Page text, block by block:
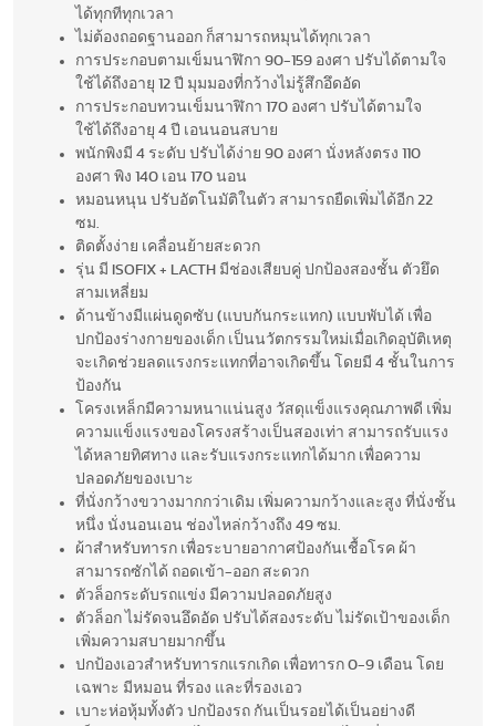
ได้ทุกทีทุกเวลา
ไม่ต้องถอดฐานออก ก็สามารถหมุนได้ทุกเวลา
การประกอบตามเข็มนาฬิกา 90-159 องศา ปรับได้ตามใจ
ใช้ได้ถึงอายุ 12 ปี มุมมองที่กว้างไม่รู้สึกอึดอัด
การประกอบทวนเข็มนาฬิกา 170 องศา ปรับได้ตามใจ
ใช้ได้ถึงอายุ 4 ปี เอนนอนสบาย
พนักพิงมี 4 ระดับ ปรับได้ง่าย 90 องศา นั่งหลังตรง 110
องศา พิง 140 เอน 170 นอน
หมอนหนุน ปรับอัตโนมัติในตัว สามารถยืดเพิ่มได้อีก 22
ซม.
ติดตั้งง่าย เคลื่อนย้ายสะดวก
รุ่น มี ISOFIX + LACTH มีช่องเสียบคู่ ปกป้องสองชั้น ตัวยึด
สามเหลี่ยม
ด้านข้างมีแผ่นดูดซับ (แบบกันกระแทก) แบบพับได้ เพื่อ
ปกป้องร่างกายของเด็ก เป็นนวัตกรรมใหม่เมื่อเกิดอุบัติเหตุ
จะเกิดช่วยลดแรงกระแทกที่อาจเกิดขึ้น โดยมี 4 ชั้นในการ
ป้องกัน
โครงเหล็กมีความหนาแน่นสูง วัสดุแข็งแรงคุณภาพดี เพิ่ม
ความแข็งแรงของโครงสร้างเป็นสองเท่า สามารถรับแรง
ได้หลายทิศทาง และรับแรงกระแทกได้มาก เพื่อความ
ปลอดภัยของเบาะ
ที่นั่งกว้างขวางมากกว่าเดิม เพิ่มความกว้างและสูง ที่นั่งชั้น
หนึ่ง นั่งนอนเอน ช่องไหล่กว้างถึง 49 ซม.
ผ้าสำหรับทารก เพื่อระบายอากาศป้องกันเชื้อโรค ผ้า
สามารถซักได้ ถอดเข้า-ออก สะดวก
ตัวล็อกระดับรถแข่ง มีความปลอดภัยสูง
ตัวล็อก ไม่รัดจนอึดอัด ปรับได้สองระดับ ไม่รัดเป้าของเด็ก
เพิ่มความสบายมากขึ้น
ปกป้องเอวสำหรับทารกแรกเกิด เพื่อทารก 0-9 เดือน โดย
เฉพาะ มีหมอน ที่รอง และที่รองเอว
เบาะห่อหุ้มทั้งตัว ปกป้องรถ กันเป็นรอยได้เป็นอย่างดี